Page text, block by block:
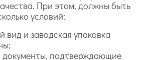
При этом, должны быть
условий:
вид и заводская упаковка
документы, подтверждающие